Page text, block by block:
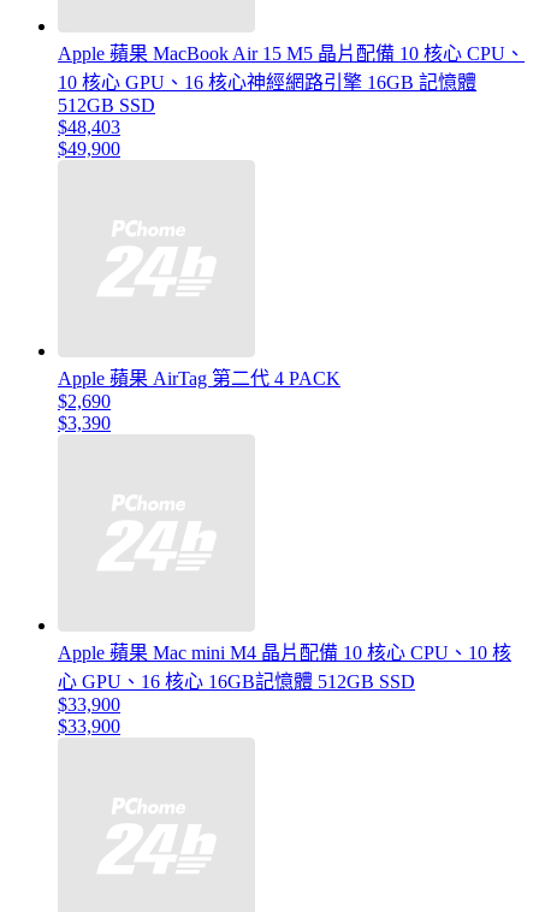
Apple 蘋果 MacBook Air 15 M5 晶片配備 10 核心 CPU、
10 核心 GPU、16 核心神經網路引擎 16GB 記憶體
512GB SSD
$48,403
$49,900
Apple 蘋果 AirTag 第二代 4 PACK
$2,690
$3,390
Apple 蘋果 Mac mini M4 晶片配備 10 核心 CPU、10 核
心 GPU、16 核心 16GB記憶體 512GB SSD
$33,900
$33,900